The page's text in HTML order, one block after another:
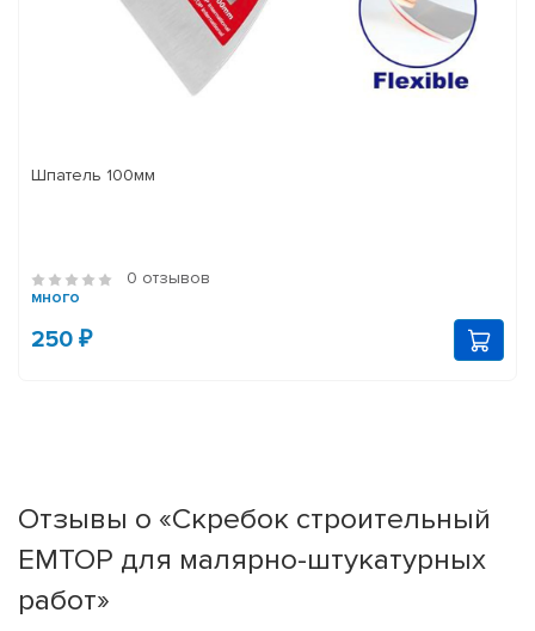
Шпатель 100мм
0 отзывов
много
250 ₽
Отзывы о «Скребок строительный
EMTOP для малярно-штукатурных
работ»